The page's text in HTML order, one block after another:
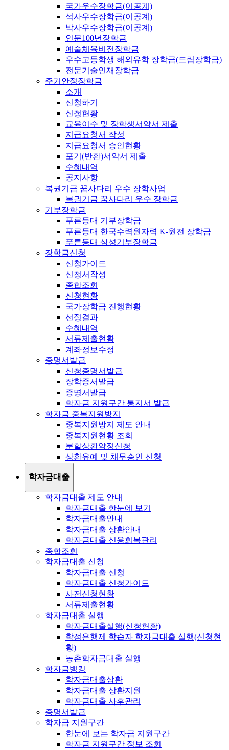
국가우수장학금(이공계)
석사우수장학금(이공계)
박사우수장학금(이공계)
인문100년장학금
예술체육비전장학금
우수고등학생 해외유학 장학금(드림장학금)
전문기술인재장학금
주거안정장학금
소개
신청하기
신청현황
교육이수 및 장학생서약서 제출
지급요청서 작성
지급요청서 승인현황
포기(반환)서약서 제출
수혜내역
공지사항
복권기금 꿈사다리 우수 장학사업
복권기금 꿈사다리 우수 장학금
기부장학금
푸른등대 기부장학금
푸른등대 한국수력원자력 K-원전 장학금
푸른등대 삼성기부장학금
장학금신청
신청가이드
신청서작성
종합조회
신청현황
국가장학금 진행현황
선정결과
수혜내역
서류제출현황
계좌정보수정
증명서발급
신청증명서발급
장학증서발급
증명서발급
학자금 지원구간 통지서 발급
학자금 중복지원방지
중복지원방지 제도 안내
중복지원현황 조회
분할상환약정신청
상환유예 및 채무승인 신청
학자금대출
학자금대출 제도 안내
학자금대출 한눈에 보기
학자금대출안내
학자금대출 상환안내
학자금대출 신용회복관리
종합조회
학자금대출 신청
학자금대출 신청
학자금대출 신청가이드
사전신청현황
서류제출현황
학자금대출 실행
학자금대출실행(신청현황)
학점은행제 학습자 학자금대출 실행(신청현
황)
농촌학자금대출 실행
학자금뱅킹
학자금대출상환
학자금대출 상환지원
학자금대출 사후관리
증명서발급
학자금 지원구간
한눈에 보는 학자금 지원구간
학자금 지원구간 정보 조회